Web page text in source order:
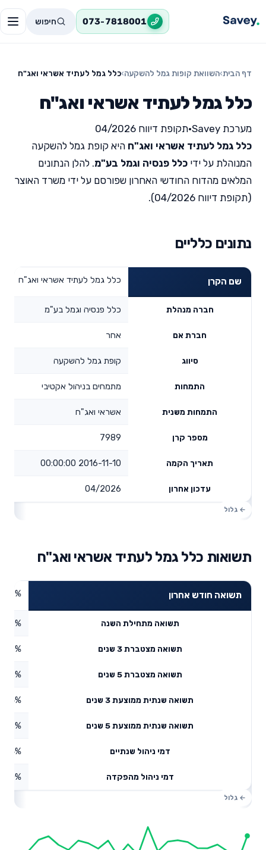
073-7818001 חיפוש
דף הבית›השוואת קופות גמל להשקעה›כלל גמל לעתיד אשראי ואג"ח
כלל גמל לעתיד אשראי ואג"ח
מערכת Savey •תקופת דיווח 04/2026
כלל גמל לעתיד אשראי ואג"ח היא קופת גמל להשקעה
המנוהלת על ידי כלל פנסיה וגמל בע"מ. להלן הנתונים
המלאים מהדוח החודשי האחרון שפורסם על ידי משרד האוצר
(תקופת דיווח 04/2026).
נתונים כלליים
שם הקרן כלל גמל לעתיד אשראי ואג"ח
חברה מנהלת כלל פנסיה וגמל בע"מ
חברת אם אחר
סיווג קופת גמל להשקעה
התמחות מתמחים בניהול אקטיבי
התמחות משנית אשראי ואג"ח
מספר קרן 7989
תאריך הקמה 2016-11-10 00:00:00
עדכון אחרון 04/2026
תשואות כלל גמל לעתיד אשראי ואג"ח
תשואה חודש אחרון 1.2%
תשואה מתחילת השנה
תשואה מצטברת 3 שנים
תשואה מצטברת 5 שנים
תשואה שנתית ממוצעת 3 שנים
תשואה שנתית ממוצעת 5 שנים
דמי ניהול שנתיים
דמי ניהול מהפקדה 0%